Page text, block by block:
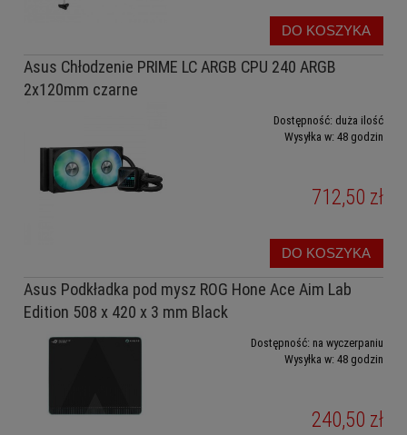
DO KOSZYKA
Asus Chłodzenie PRIME LC ARGB CPU 240 ARGB
2x120mm czarne
Dostępność: duża ilość
Wysyłka w: 48 godzin
712,50 zł
DO KOSZYKA
Asus Podkładka pod mysz ROG Hone Ace Aim Lab
Edition 508 x 420 x 3 mm Black
Dostępność: na wyczerpaniu
Wysyłka w: 48 godzin
240,50 zł